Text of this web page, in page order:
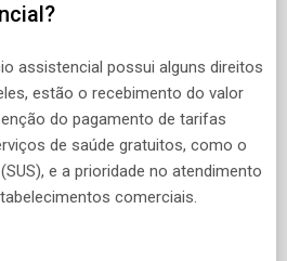
assistencial possui alguns direitos
estão o recebimento do valor
do pagamento de tarifas
de saúde gratuitos, como o
e a prioridade no atendimento
comerciais.